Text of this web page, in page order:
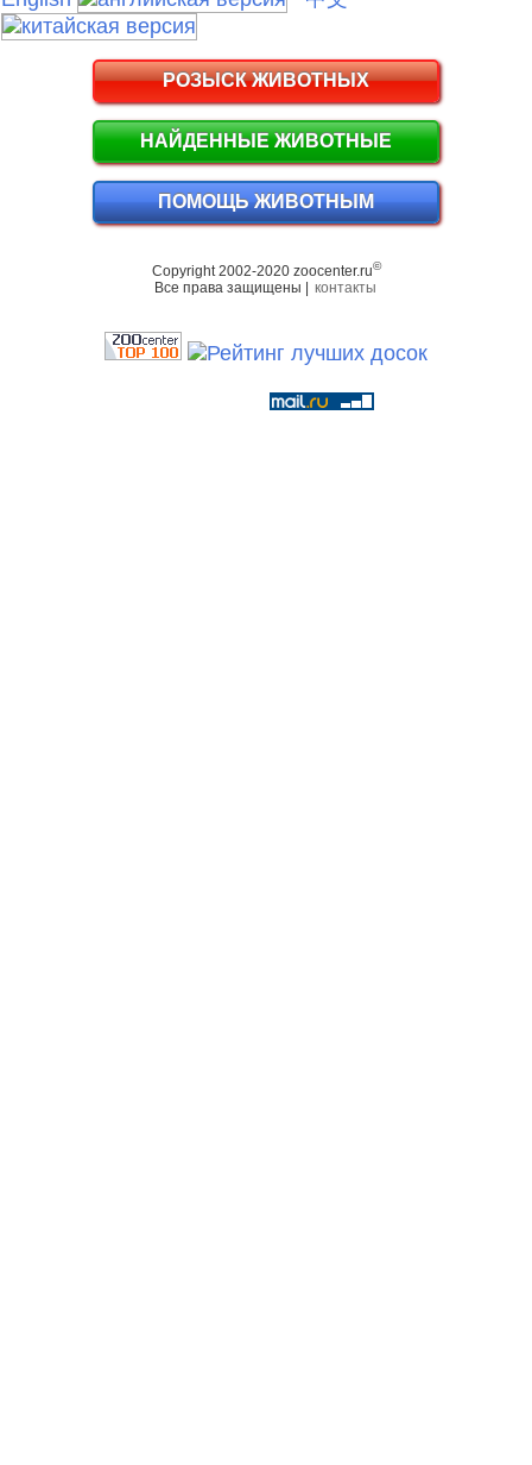
РОЗЫСК ЖИВОТНЫХ
НАЙДЕННЫЕ ЖИВОТНЫЕ
ПОМОЩЬ ЖИВОТНЫМ
Copyright 2002-2020 zoocenter.ru©
Все права защищены | контакты